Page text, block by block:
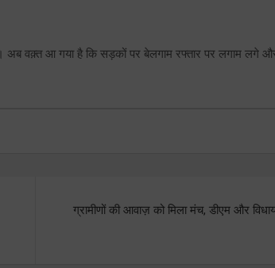
वक़्त आ गया है कि सड़कों पर बेलगाम रफ्तार पर लगाम लगे और
ग्रामीणों की आवाज़ को मिला मंच, डीएम और